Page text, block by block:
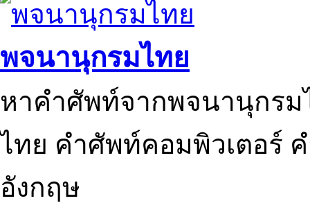
พจนานุกรมไทย
หาคำศัพท์จากพจนานุกรม
ไทย คำศัพท์คอมพิวเตอร์
อังกฤษ